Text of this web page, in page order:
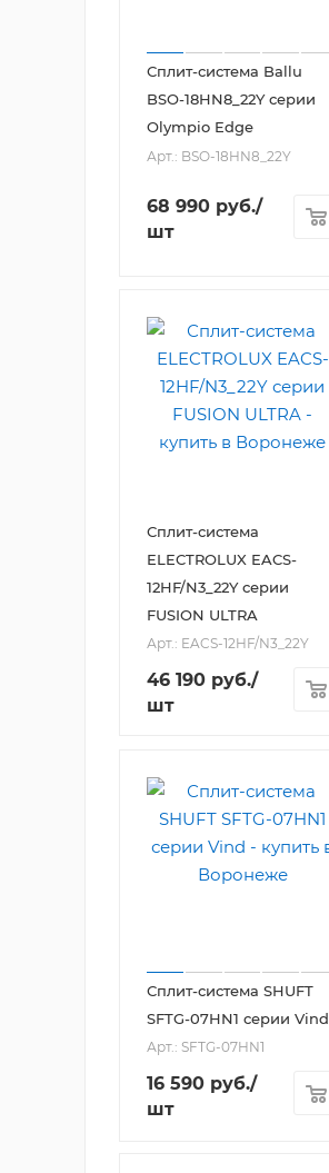
Сплит-система Ballu
BSO-18HN8_22Y серии
Olympio Edge
Арт.: BSO-18HN8_22Y
68 990 руб./
шт
Сплит-система
ELECTROLUX EACS-
12HF/N3_22Y серии
FUSION ULTRA
Арт.: EACS-12HF/N3_22Y
46 190 руб./
шт
Сплит-система SHUFT
SFTG-07HN1 серии Vind
Арт.: SFTG-07HN1
16 590 руб./
шт